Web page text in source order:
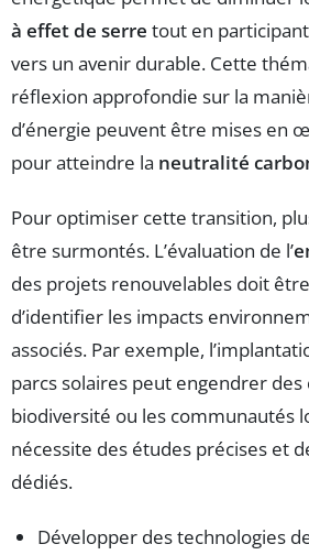
à effet de serre tout en
vers un avenir durable. Cette
réflexion approfondie sur la
d’énergie peuvent être mises en
pour atteindre la neutralité
Pour optimiser cette transition,
être surmontés. L’évaluation de l’
des projets renouvelables doit
d’identifier les impacts
associés. Par exemple,
parcs solaires peut engendrer des
biodiversité ou les communautés
nécessite des études précises et
dédiés.
Développer des technologies